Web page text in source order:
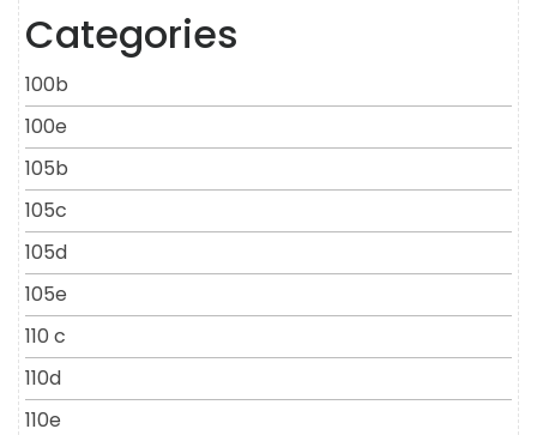
Categories
100b
100e
105b
105c
105d
105e
110 c
110d
110e